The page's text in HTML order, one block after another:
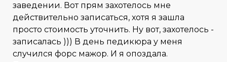
заведении. Вот прям захотелось мне
действительно записаться, хотя я зашла
просто стоимость уточнить. Ну вот, захотелось -
записалась ))) В день педикюра у меня
случился форс мажор. И я опоздала.